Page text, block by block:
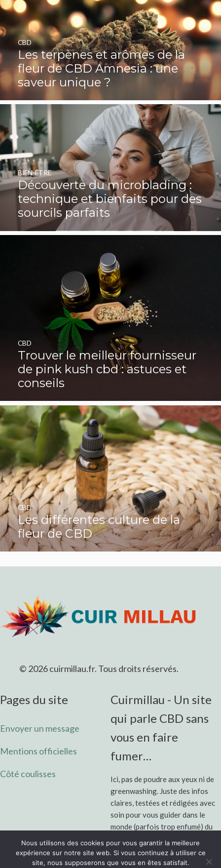
Les terpènes et arômes de la
fleur de CBD Amnesia : une
saveur unique ?
CBD
Découverte du microblading :
technique et bienfaits pour des
sourcils parfaits
BIEN-ÊTRE
Trouver le meilleur fournisseur
de pink kush cbd : astuces et
conseils
CBD
Les différentes culture de la
fleur de CBD
CBD
© 2026 cuirmillau.fr. Tous droits réservés.
Pages du site
Envoyer un message
Mentions officielles
Côté coulisses
Cuirmillau - Un site
qui parle CBD sans
vous en faire
fumer…
Ici, pas de poudre aux yeux ni de
greenwashing. Juste des infos
claires, testées et rédigées avec
soin pour vous guider dans le
monde (parfois trop enfumé) du
Nous utilisons des cookies pour vous garantir la meilleure
expérience sur notre site web. Si vous continuez à utiliser ce
site, nous supposerons que vous en êtes satisfait.